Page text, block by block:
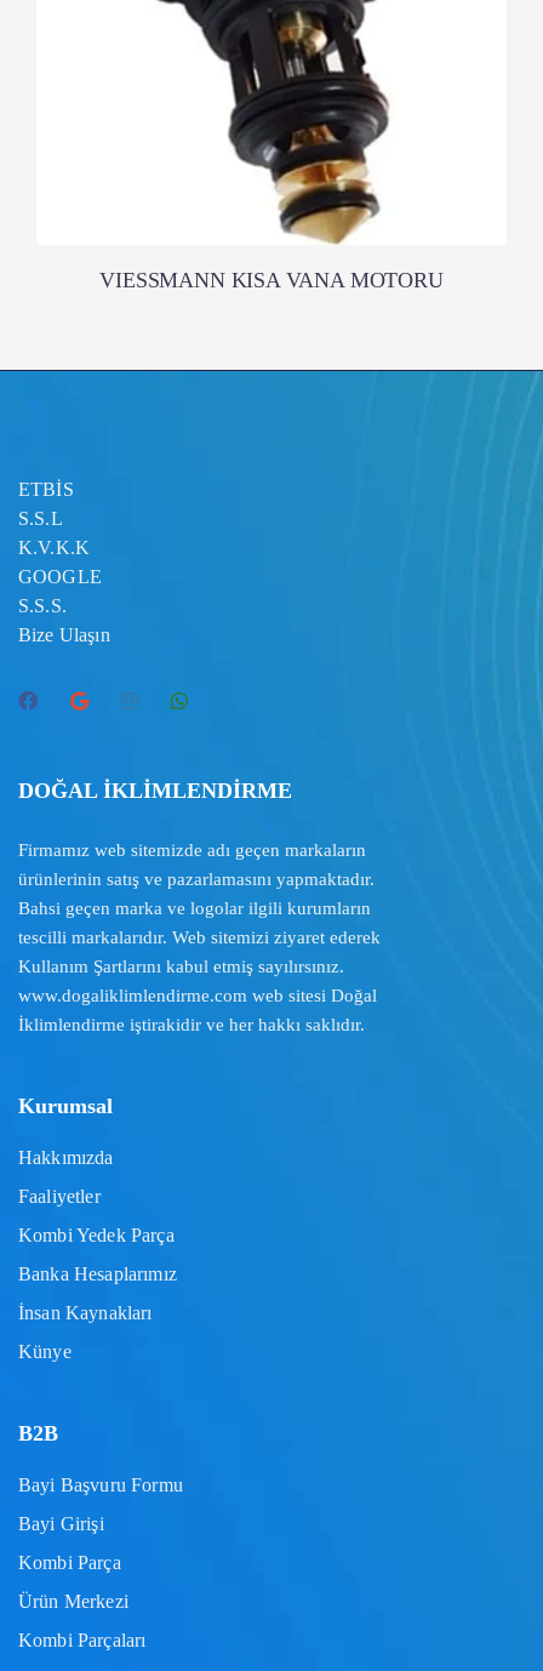
VIESSMANN KISA VANA MOTORU
ETBİS
S.S.L
K.V.K.K
GOOGLE
S.S.S.
Bize Ulaşın
DOĞAL İKLİMLENDİRME
Firmamız web sitemizde adı geçen markaların
ürünlerinin satış ve pazarlamasını yapmaktadır.
Bahsi geçen marka ve logolar ilgili kurumların
tescilli markalarıdır. Web sitemizi ziyaret ederek
Kullanım Şartlarını kabul etmiş sayılırsınız.
www.dogaliklimlendirme.com web sitesi Doğal
İklimlendirme iştirakidir ve her hakkı saklıdır.
Kurumsal
Hakkımızda
Faaliyetler
Kombi Yedek Parça
Banka Hesaplarımız
İnsan Kaynakları
Künye
B2B
Bayi Başvuru Formu
Bayi Girişi
Kombi Parça
Ürün Merkezi
Kombi Parçaları